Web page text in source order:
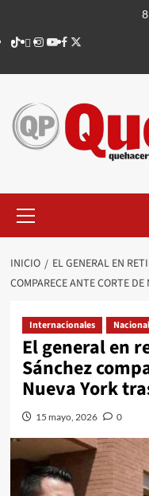
contenido
TikTok
threads
Instagram
Youtube
Facebook
X
principal
INICIO
EL GENERAL EN
COMPARECE ANTE CORTE
Internacionales
El general en
Sánchez
Nueva York
15 mayo, 2026 0